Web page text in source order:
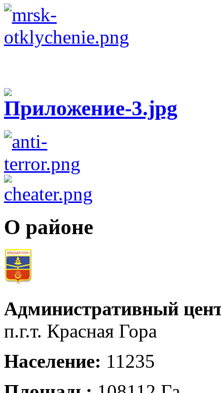
О районе
Административный
п.г.т. Красная Гора
Население: 11235